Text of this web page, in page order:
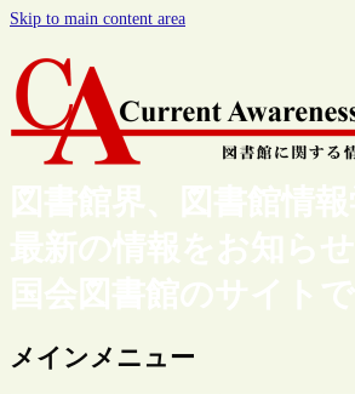
Skip to main content area
図書館界、図書館情
最新の情報をお知ら
国会図書館のサイトで
メインメニュー